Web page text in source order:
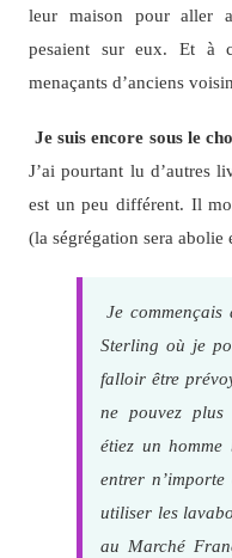
leur maison pour aller
pesaient sur eux. Et à
menaçants d’anciens
Je suis encore sous le
J’ai pourtant lu d’autres
est un peu différent. Il
(la ségrégation sera abolie
Je
Sterling où je
falloir être
ne pouvez
étiez un homme
entrer
utiliser les
au Marché